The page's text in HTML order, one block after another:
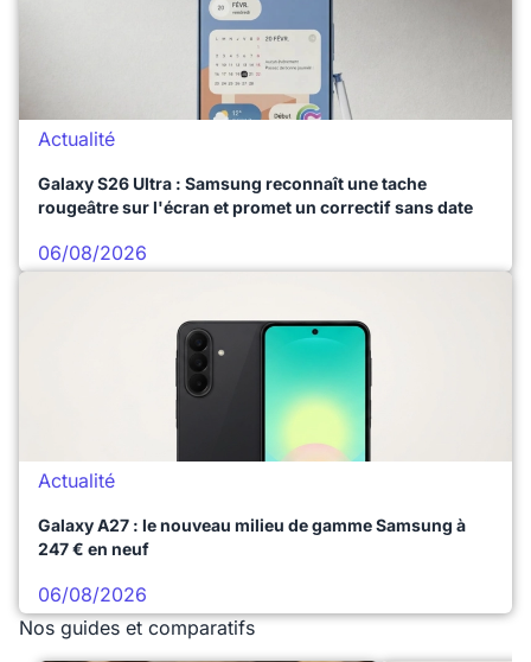
Actualité
Galaxy S26 Ultra : Samsung reconnaît une tache
rougeâtre sur l'écran et promet un correctif sans date
06/08/2026
Actualité
Galaxy A27 : le nouveau milieu de gamme Samsung à
247 € en neuf
06/08/2026
Nos guides et comparatifs